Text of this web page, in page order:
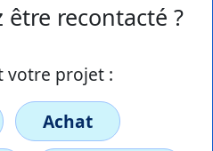
recontacté ?
votre projet :
Achat